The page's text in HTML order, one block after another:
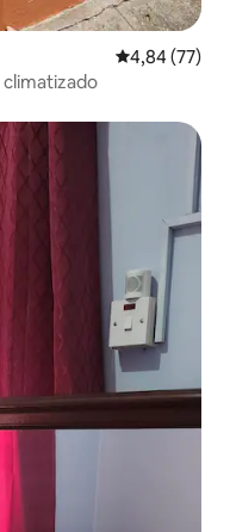
4,84 de uma
4,84 (77)